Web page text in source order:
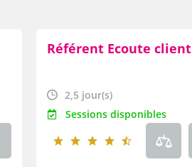
Référent Ecoute client
2,5 jour(s)
Sessions disponibles